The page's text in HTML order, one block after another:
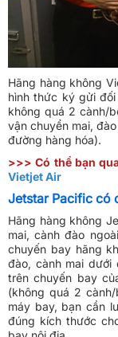
Hãng hàng không
hình thức ký gửi
không quá 2 cành/
vận chuyển mai,
đường hàng hóa).
>>> Có thể bạn
Vietjet Air
Jetstar Pacific có
Hãng hàng không
mai, cành đào
chuyến bay hãng
đào, cành mai dưới
trên chuyến bay
(không quá 2
máy bay, bạn cần
đúng kích thước